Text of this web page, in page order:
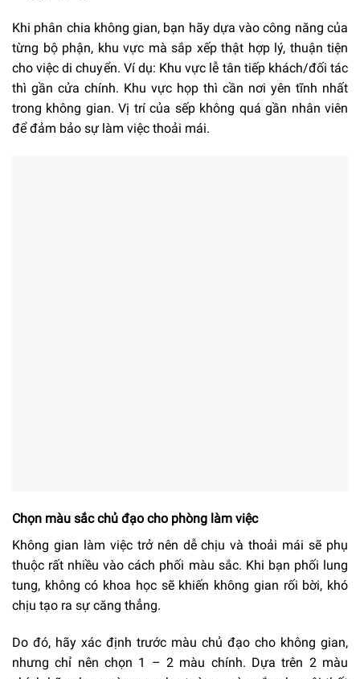
Khi phân chia không gian, bạn hãy dựa vào công năng của
từng bộ phận, khu vực mà sắp xếp thật hợp lý, thuận tiện
cho việc di chuyển. Ví dụ: Khu vực lễ tân tiếp khách/đối tác
thì gần cửa chính. Khu vực họp thì cần nơi yên tĩnh nhất
trong không gian. Vị trí của sếp không quá gần nhân viên
để đảm bảo sự làm việc thoải mái.
Chọn màu sắc chủ đạo cho phòng làm việc
Không gian làm việc trở nên dễ chịu và thoải mái sẽ phụ
thuộc rất nhiều vào cách phối màu sắc. Khi bạn phối lung
tung, không có khoa học sẽ khiến không gian rối bời, khó
chịu tạo ra sự căng thẳng.
Do đó, hãy xác định trước màu chủ đạo cho không gian,
nhưng chỉ nên chọn 1 – 2 màu chính. Dựa trên 2 màu